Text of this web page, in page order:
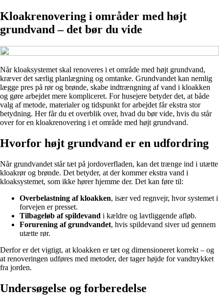
Kloakrenovering i områder med højt
grundvand – det bør du vide
Når kloaksystemet skal renoveres i et område med højt grundvand,
kræver det særlig planlægning og omtanke. Grundvandet kan nemlig
lægge pres på rør og brønde, skabe indtrængning af vand i kloakken
og gøre arbejdet mere kompliceret. For husejere betyder det, at både
valg af metode, materialer og tidspunkt for arbejdet får ekstra stor
betydning. Her får du et overblik over, hvad du bør vide, hvis du står
over for en kloakrenovering i et område med højt grundvand.
Hvorfor højt grundvand er en udfordring
Når grundvandet står tæt på jordoverfladen, kan det trænge ind i utætte
kloakrør og brønde. Det betyder, at der kommer ekstra vand i
kloaksystemet, som ikke hører hjemme der. Det kan føre til:
Overbelastning af kloakken, især ved regnvejr, hvor systemet i
forvejen er presset.
Tilbageløb af spildevand i kældre og lavtliggende afløb.
Forurening af grundvandet, hvis spildevand siver ud gennem
utætte rør.
Derfor er det vigtigt, at kloakken er tæt og dimensioneret korrekt – og
at renoveringen udføres med metoder, der tager højde for vandtrykket
fra jorden.
Undersøgelse og forberedelse